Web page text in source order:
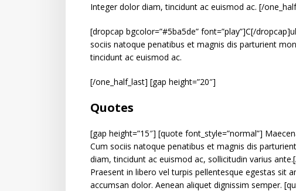
Integer dolor diam, tincidunt ac euismod ac. [/
[dropcap bgcolor=”#5ba5de” font=”play”]C[/
sociis natoque penatibus et magnis dis parturient
tincidunt ac euismod ac.
[/one_half_last] [gap height=”20″]
Quotes
[gap height=”15″] [quote font_style=”normal”]
Cum sociis natoque penatibus et magnis dis
diam, tincidunt ac euismod ac, sollicitudin varius
Praesent in libero vel turpis pellentesque egestas sit
accumsan dolor. Aenean aliquet dignissim semper.